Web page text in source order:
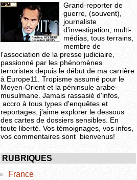
Grand-reporter de
guerre, (souvent),
journaliste
d'investigation, multi-
médias, tous terrains,
membre de
l'association de la presse judiciaire,
passionné par les phénomènes
terroristes depuis le début de ma carrière
à Europe11. Tropisme assumé pour le
Moyen-Orient et la péninsule arabe-
musulmane. Jamais rassasié d'infos,
accro à tous types d'enquêtes et
reportages, j'aime explorer le dessous
des cartes de dossiers sensibles. En
toute liberté. Vos témoignages, vos infos,
vos commentaires sont bienvenus!
RUBRIQUES
France